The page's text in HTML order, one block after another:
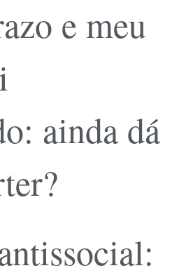
e meu
ainda dá